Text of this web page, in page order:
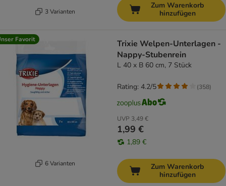
3 Varianten
Zum Warenkorb
hinzufügen
Favorit
6 Varianten
Trixie Welpen-Unterlagen -
Nappy-Stubenrein
L 40 x B 60 cm, 7 Stück
UVP 3,49 €
1,99 €
1,89 €
Rating: 4.2/5 (358)
Zum Warenkorb
hinzufügen